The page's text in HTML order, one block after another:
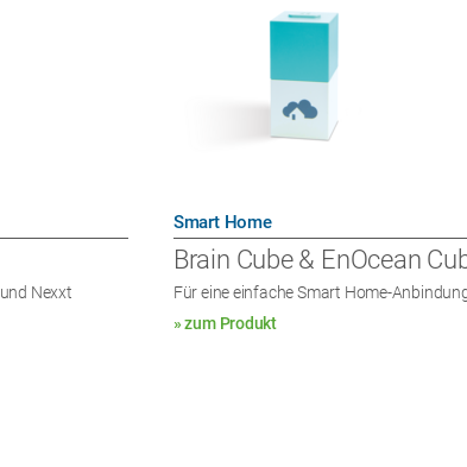
Nexxt
Smart Home
Brain Cube & EnOcean
Für eine einfache Smart Home-
» zum Produkt